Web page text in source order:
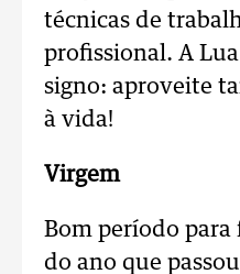
técnicas de
profissional. A
signo: aproveite
à vida!
Virgem
Bom período para
do ano que